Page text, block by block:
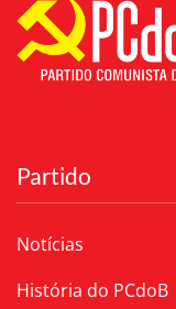
Partido
Notícias
História do PCdoB